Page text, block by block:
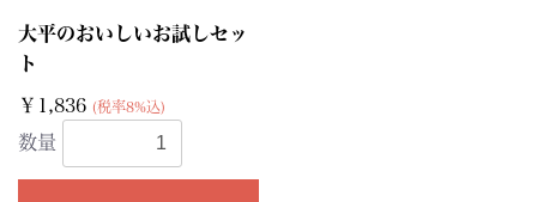
大平のおいしいお試しセッ
ト
￥1,836 (税率8%込)
数量